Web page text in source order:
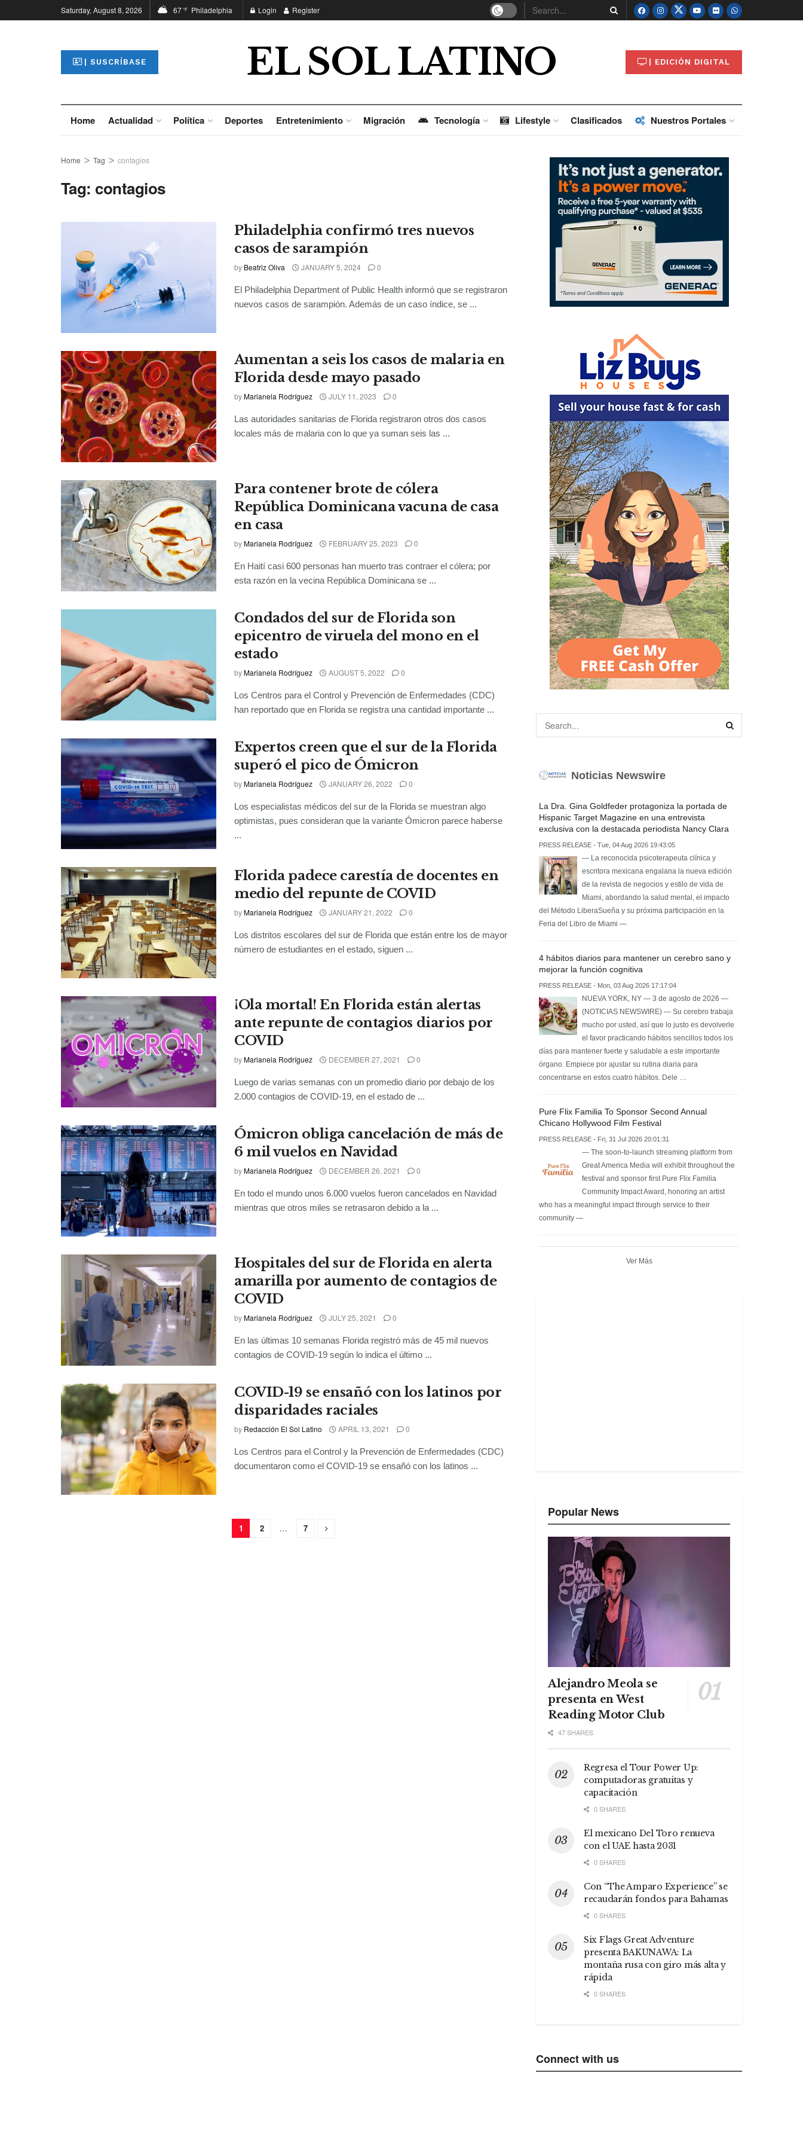
Saturday, August 8, 2026 67°F Philadelphia Login Register
| SUSCRÍBASE EL SOL LATINO | EDICIÓN DIGITAL
Home Actualidad Política Deportes Entretenimiento Migración Tecnología Lifestyle Clasificados Nuestros Portales
Home Tag contagios
Tag: contagios
Philadelphia confirmó tres nuevos
casos de sarampión
by Beatriz Oliva JANUARY 5, 2024 0
El Philadelphia Department of Public Health informó que se registraron
nuevos casos de sarampión. Además de un caso índice, se ...
Aumentan a seis los casos de malaria en
Florida desde mayo pasado
byMarianela Rodríguez JULY 11, 2023 0
Las autoridades sanitarias de Florida registraron otros dos casos
locales más de malaria con lo que ya suman seis las ...
Para contener brote de cólera
República Dominicana vacuna de casa
en casa
byMarianela Rodríguez FEBRUARY 25, 2023 0
En Haití casi 600 personas han muerto tras contraer el cólera; por
esta razón en la vecina República Dominicana se ...
Condados del sur de Florida son
epicentro de viruela del mono en el
estado
byMarianela Rodríguez AUGUST 5, 2022 0
Los Centros para el Control y Prevención de Enfermedades (CDC)
han reportado que en Florida se registra una cantidad importante ...
Expertos creen que el sur de la Florida
superó el pico de Ómicron
byMarianela Rodríguez JANUARY 26, 2022 0
Los especialistas médicos del sur de la Florida se muestran algo
optimistas, pues consideran que la variante Ómicron parece haberse
...
Florida padece carestía de docentes en
medio del repunte de COVID
byMarianela Rodríguez JANUARY 21, 2022 0
Los distritos escolares del sur de Florida que están entre los de mayor
número de estudiantes en el estado, siguen ...
¡Ola mortal! En Florida están alertas
ante repunte de contagios diarios por
COVID
byMarianela Rodríguez DECEMBER 27, 2021 0
Luego de varias semanas con un promedio diario por debajo de los
2.000 contagios de COVID-19, en el estado de ...
Ómicron obliga cancelación de más de
6 mil vuelos en Navidad
byMarianela Rodríguez DECEMBER 26, 2021 0
En todo el mundo unos 6.000 vuelos fueron cancelados en Navidad
mientras que otros miles se retrasaron debido a la ...
Hospitales del sur de Florida en alerta
amarilla por aumento de contagios de
COVID
byMarianela Rodríguez JULY 25, 2021 0
En las últimas 10 semanas Florida registró más de 45 mil nuevos
contagios de COVID-19 según lo indica el último ...
COVID-19 se ensañó con los latinos por
disparidades raciales
by Redacción El Sol Latino APRIL 13, 2021 0
Los Centros para el Control y la Prevención de Enfermedades (CDC)
documentaron como el COVID-19 se ensañó con los latinos ...
1 2 … 7
Noticias Newswire
La Dra. Gina Goldfeder protagoniza la portada de
Hispanic Target Magazine en una entrevista
exclusiva con la destacada periodista Nancy Clara
PRESS RELEASE - Tue, 04 Aug 2026 19:43:05
— La reconocida psicoterapeuta clínica y
escritora mexicana engalana la nueva edición
de la revista de negocios y estilo de vida de
Miami, abordando la salud mental, el impacto
del Método LiberaSueña y su próxima participación en la
Feria del Libro de Miami —
4 hábitos diarios para mantener un cerebro sano y
mejorar la función cognitiva
PRESS RELEASE - Mon, 03 Aug 2026 17:17:04
NUEVA YORK, NY — 3 de agosto de 2026 —
(NOTICIAS NEWSWIRE) — Su cerebro trabaja
mucho por usted, así que lo justo es devolverle
el favor practicando hábitos sencillos todos los
días para mantener fuerte y saludable a este importante
órgano. Empiece por ajustar su rutina diaria para
concentrarse en estos cuatro hábitos. Dele …
Pure Flix Familia To Sponsor Second Annual
Chicano Hollywood Film Festival
PRESS RELEASE - Fri, 31 Jul 2026 20:01:31
— The soon-to-launch streaming platform from
Great America Media will exhibit throughout the
festival and sponsor first Pure Flix Familia
Community Impact Award, honoring an artist
who has a meaningful impact through service to their
community —
Ver Más
Popular News
Alejandro Meola se
presenta en West
Reading Motor Club
47 SHARES
Regresa el Tour Power Up:
computadoras gratuitas y
capacitación
0 SHARES
El mexicano Del Toro renueva
con el UAE hasta 2031
0 SHARES
Con “The Amparo Experience” se
recaudarán fondos para Bahamas
0 SHARES
Six Flags Great Adventure
presenta BAKUNAWA: La
montaña rusa con giro más alta y
rápida
0 SHARES
Connect with us